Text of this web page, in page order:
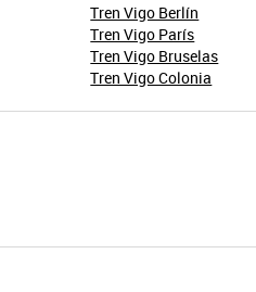
Tren Vigo Berlín
Tren Vigo París
Tren Vigo Bruselas
Tren Vigo Colonia